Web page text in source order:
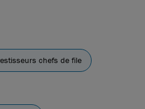
chefs de file